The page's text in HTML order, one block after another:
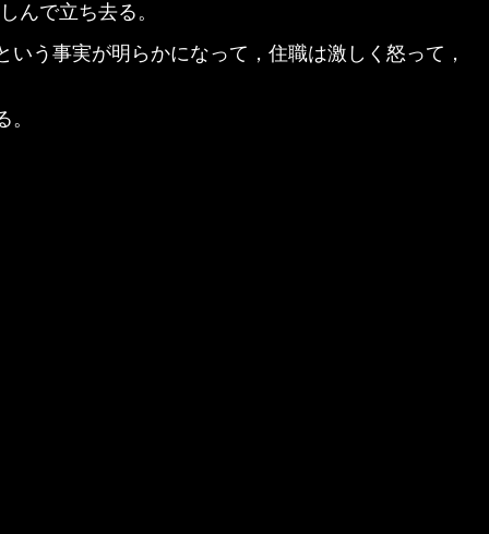
んで立ち去る。
う事実が明らかになって，住職は激しく怒って，